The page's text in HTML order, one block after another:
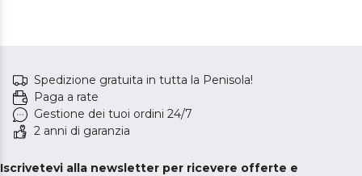
Spedizione gratuita in tutta la Penisola!
Paga a rate
Gestione dei tuoi ordini 24/7
2 anni di garanzia
Iscrivetevi alla newsletter per ricevere offerte e